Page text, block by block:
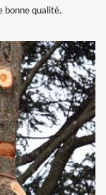
bonne qualité.